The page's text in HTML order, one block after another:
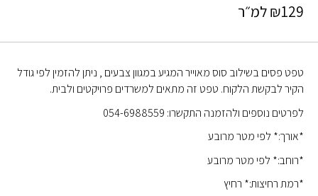
₪129 למ״ר
טפט פסים בשילוב סוס מאוייר המגיע במגוון צבעים , ניתן להזמין לפי גודל
הקיר לבקשת הלקוח. טפט זה מתאים למשרדים פרויקטים ולבית.
לפרטים נוספים ולהזמנה התקשרו: 054-6988559
*אורך:* לפי מטר מרובע
*רוחב:* לפי מטר מרובע
*רמת רחיצות:* רחיץ